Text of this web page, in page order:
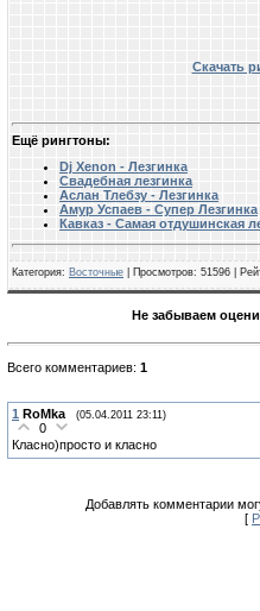
Скачать
Ещё рингтоны:
Dj Xenon - Лезгинка
Свадебная лезгинка
Аслан Тлебзу - Лезгинка
Амур Успаев - Супер Лезгинка
Кавказ - Самая отдушинская
Категория: Восточные Просмотров: 51596 |
Не забываем
Всего комментариев: 1
1 RoMka (05.04.2011 23:11)
0
Класно)просто и класно
Добавлять комментарии
[